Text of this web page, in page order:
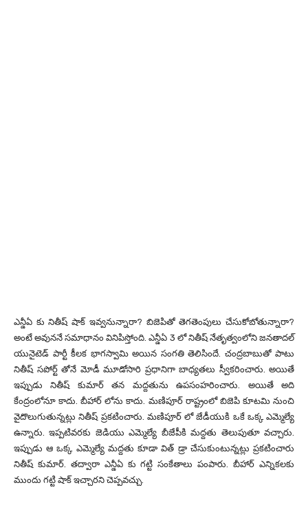
ఎన్డీఏ కు నితీష్ షాక్ ఇవ్వనున్నారా? బిజెపితో తెగతెంపులు చేసుకోబోతున్నారా?
అంటే అవుననే సమాధానం వినిపిస్తోంది. ఎన్డీఏ 3 లో నితీష్ నేతృత్వంలోని జనతాదల్
యునైటెడ్ పార్టీ కీలక భాగస్వామి అయిన సంగతి తెలిసిందే. చంద్రబాబుతో పాటు
నితీష్ సపోర్ట్ తోనే మోడీ మూడోసారి ప్రధానిగా బాధ్యతలు స్వీకరించారు. అయితే
ఇప్పుడు నితీష్ కుమార్ తన మద్దతును ఉపసంహరించారు. అయితే అది
కేంద్రంలోనూ కాదు. బీహార్ లోను కాదు. మణిపూర్ రాష్ట్రంలో బిజెపి కూటమి నుంచి
వైదొలుగుతున్నట్లు నితీష్ ప్రకటించారు. మణిపూర్ లో జేడీయుకి ఒకే ఒక్క ఎమ్మెల్యే
ఉన్నారు. ఇప్పటివరకు జెడియు ఎమ్మెల్యే బీజేపీకి మద్దతు తెలుపుతూ వచ్చారు.
ఇప్పుడు ఆ ఒక్క ఎమ్మెల్యే మద్దతు కూడా విత్ డ్రా చేసుకుంటున్నట్లు ప్రకటించారు
నితీష్ కుమార్. తద్వారా ఎన్డీఏ కు గట్టి సంకేతాలు పంపారు. బీహార్ ఎన్నికలకు
ముందు గట్టి షాక్ ఇచ్చారని చెప్పవచ్చు.